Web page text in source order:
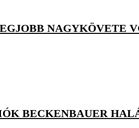
NAGYKÖVETE
BECKENBAUER